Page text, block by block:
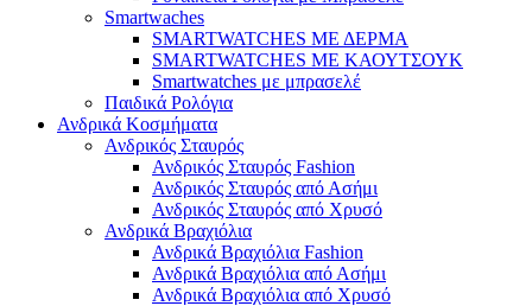
Smartwaches
SMARTWATCHES ΜΕ ΔΕΡΜΑ
SMARTWATCHES ΜΕ ΚΑΟΥΤΣΟΥΚ
Smartwatches με μπρασελέ
Παιδικά Ρολόγια
Ανδρικά Κοσμήματα
Ανδρικός Σταυρός
Ανδρικός Σταυρός Fashion
Ανδρικός Σταυρός από Ασήμι
Ανδρικός Σταυρός από Χρυσό
Ανδρικά Βραχιόλια
Ανδρικά Βραχιόλια Fashion
Ανδρικά Βραχιόλια από Ασήμι
Ανδρικά Βραχιόλια από Χρυσό